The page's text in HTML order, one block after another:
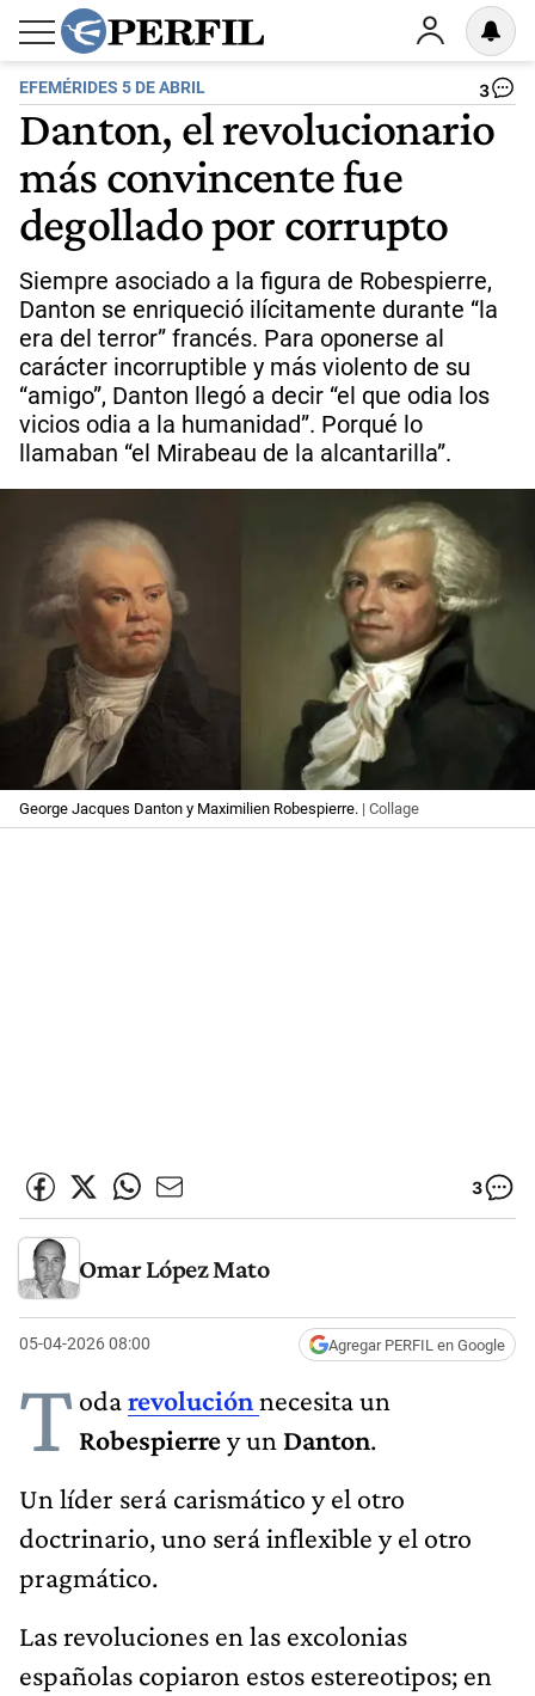
EFEMÉRIDES 5 DE ABRIL 3
Danton, el revolucionario
más convincente fue
degollado por corrupto
Siempre asociado a la figura de Robespierre,
Danton se enriqueció ilícitamente durante “la
era del terror” francés. Para oponerse al
carácter incorruptible y más violento de su
“amigo”, Danton llegó a decir “el que odia los
vicios odia a la humanidad”. Porqué lo
llamaban “el Mirabeau de la alcantarilla”.
George Jacques Danton y Maximilien Robespierre. | Collage
3
Omar López Mato
05-04-2026 08:00 Agregar PERFIL en Google
T odarevoluciónnecesita un
Robespierrey un Danton.
Un líder será carismático y el otro
doctrinario, uno será inflexible y el otro
pragmático.
Las revoluciones en las excolonias
españolas copiaron estos estereotipos; en